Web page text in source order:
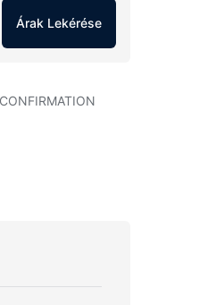
Árak Lekérése